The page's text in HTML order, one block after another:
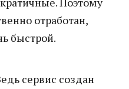
отработан,
быстрой.
сервис создан